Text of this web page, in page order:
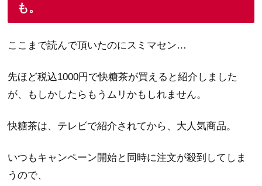
も。
ここまで読んで頂いたのにスミマセン…
先ほど税込1000円で快糖茶が買えると紹介しました
が、もしかしたらもうムリかもしれません。
快糖茶は、テレビで紹介されてから、大人気商品。
いつもキャンペーン開始と同時に注文が殺到してしま
うので、